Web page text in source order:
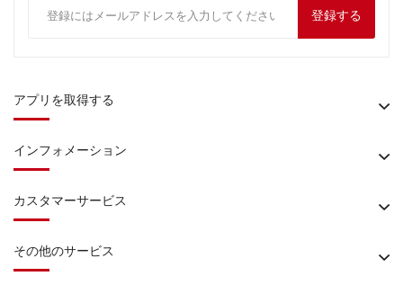
登録する
アプリを取得する
インフォメーション
カスタマーサービス
その他のサービス